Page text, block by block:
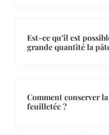
Est-ce qu’il est
grande quantité la
Comment conserver
feuilletée ?